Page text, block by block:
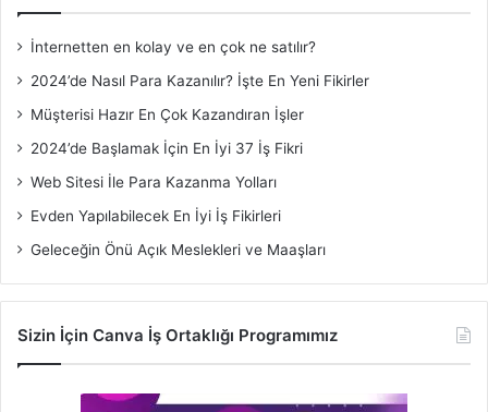
İnternetten en kolay ve en çok ne satılır?
2024’de Nasıl Para Kazanılır? İşte En Yeni Fikirler
Müşterisi Hazır En Çok Kazandıran İşler
2024’de Başlamak İçin En İyi 37 İş Fikri
Web Sitesi İle Para Kazanma Yolları
Evden Yapılabilecek En İyi İş Fikirleri
Geleceğin Önü Açık Meslekleri ve Maaşları
Sizin İçin Canva İş Ortaklığı Programımız